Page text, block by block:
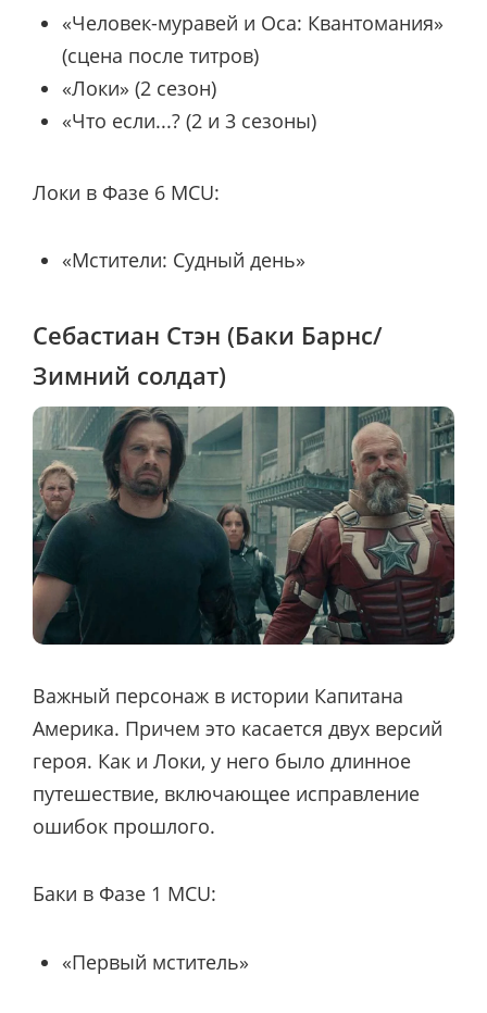
«Человек-муравей и Оса: Квантомания»
(сцена после титров)
«Локи» (2 сезон)
«Что если...? (2 и 3 сезоны)
Локи в Фазе 6 MCU:
«Мстители: Судный день»
Себастиан Стэн (Баки Барнс/
Зимний солдат)
Важный персонаж в истории Капитана
Америка. Причем это касается двух версий
героя. Как и Локи, у него было длинное
путешествие, включающее исправление
ошибок прошлого.
Баки в Фазе 1 MCU:
«Первый мститель»